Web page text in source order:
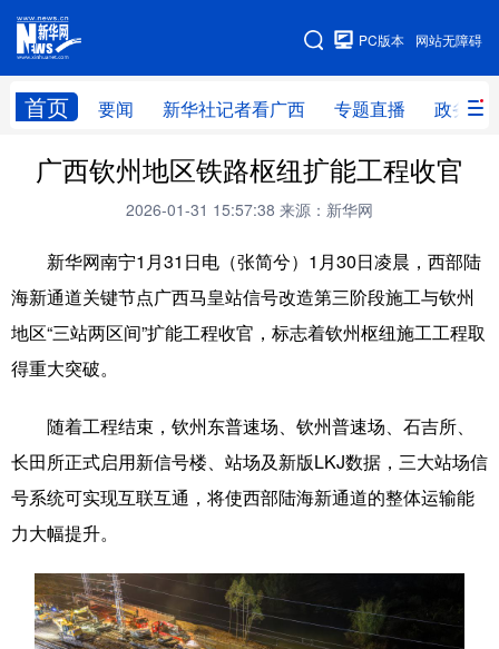
网站无障碍
PC版本
首页 要闻 新华社记者看广西 专题直播 政务信
网站地图
广西频道
新华社记者 专题直播
图片新闻 壮美广西
新华网导航
国际 财经 网评 港澳
台湾 思客智库 全球连线 教育
科技
健康
图片 中央文件 金融 汽车
广西钦州地区铁路枢纽扩能工程收官
2026-01-31 15:57:38 来源：新华网
新华网南宁1月31日电（张简兮）1月30日凌晨，西部陆
海新通道关键节点广西马皇站信号改造第三阶段施工与钦州
地区“三站两区间”扩能工程收官，标志着钦州枢纽施工工程取
得重大突破。
随着工程结束，钦州东普速场、钦州普速场、石吉所、
长田所正式启用新信号楼、站场及新版LKJ数据，三大站场信
号系统可实现互联互通，将使西部陆海新通道的整体运输能
力大幅提升。